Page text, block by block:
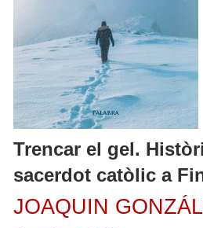
Trencar el gel.
sacerdot catòlic a
JOAQUIN